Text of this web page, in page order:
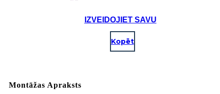
IZVEIDOJIET SAVU
Kopēt
Montāžas Apraksts